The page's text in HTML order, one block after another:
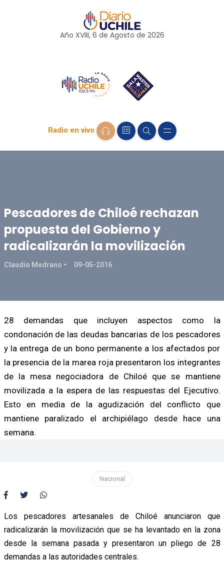
Año XVIII, 6 de Agosto de 2026
Radio en vivo
Pescadores de Chiloé rechazan
propuesta del Gobierno y
radicalizarán la movilización
Claudio Medrano 09-05-2016
28 demandas que incluyen aspectos como la
condonación de las deudas bancarias de los pescadores
y la entrega de un bono permanente a los afectados por
la presencia de la marea roja presentaron los integrantes
de la mesa negociadora de Chiloé que se mantiene
movilizada a la espera de las respuestas del Ejecutivo.
Esto en media de la agudización del conflicto que
mantiene paralizado el archipiélago desde hace una
semana.
Nacional
Los pescadores artesanales de Chiloé anunciaron que
radicalizarán la movilización que se ha levantado en la zona
desde la semana pasada y presentaron un pliego de 28
demandas a las autoridades centrales.